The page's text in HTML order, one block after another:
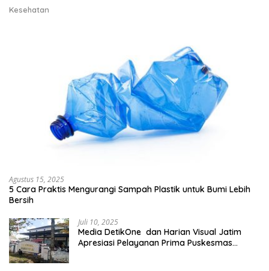
Kesehatan
Agustus 15, 2025
5 Cara Praktis Mengurangi Sampah Plastik untuk Bumi Lebih
Bersih
Juli 10, 2025
Media DetikOne dan Harian Visual Jatim
Apresiasi Pelayanan Prima Puskesmas